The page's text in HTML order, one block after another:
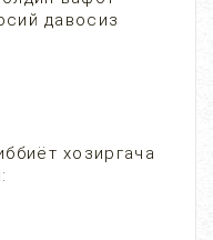
давосиз
хозиргача